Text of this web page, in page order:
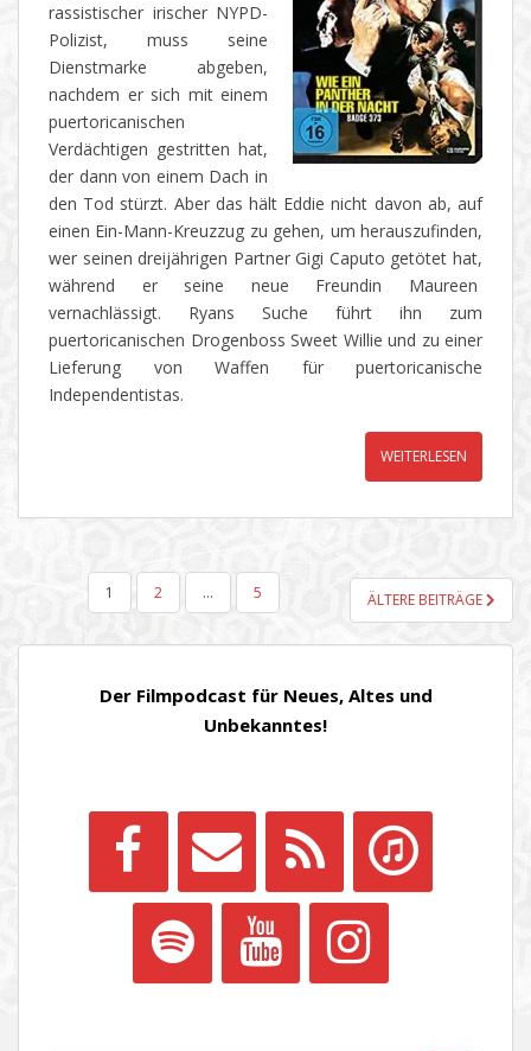
rassistischer irischer NYPD-
Polizist, muss seine
Dienstmarke abgeben,
nachdem er sich mit einem
puertoricanischen
Verdächtigen gestritten hat,
der dann von einem Dach in
den Tod stürzt. Aber das hält Eddie nicht davon ab, auf
einen Ein-Mann-Kreuzzug zu gehen, um herauszufinden,
wer seinen dreijährigen Partner Gigi Caputo getötet hat,
während er seine neue Freundin Maureen
vernachlässigt. Ryans Suche führt ihn zum
puertoricanischen Drogenboss Sweet Willie und zu einer
Lieferung von Waffen für puertoricanische
Independentistas.
WEITERLESEN
SEITENNUMMERIERUNG
BEITRÄGE
1 2 … 5 ÄLTERE BEITRÄGE
Der Filmpodcast für Neues, Altes und
Unbekanntes!